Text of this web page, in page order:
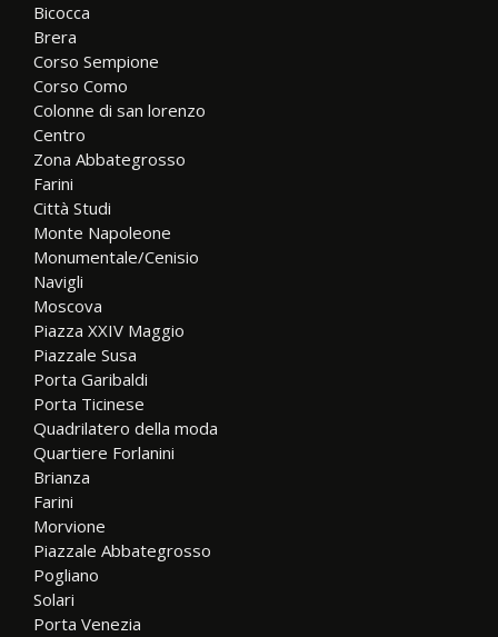
Bicocca
Brera
Corso Sempione
Corso Como
Colonne di san lorenzo
Centro
Zona Abbategrosso
Farini
Città Studi
Monte Napoleone
Monumentale/Cenisio
Navigli
Moscova
Piazza XXIV Maggio
Piazzale Susa
Porta Garibaldi
Porta Ticinese
Quadrilatero della moda
Quartiere Forlanini
Brianza
Farini
Morvione
Piazzale Abbategrosso
Pogliano
Solari
Porta Venezia